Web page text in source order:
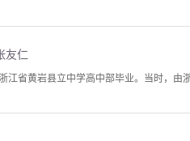
友仁
江省黄岩县立中学高中部毕业。当时，